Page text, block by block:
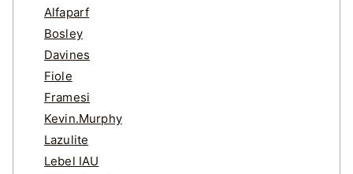
Alfaparf
Bosley
Davines
Fiole
Framesi
Kevin.Murphy
Lazulite
Lebel IAU